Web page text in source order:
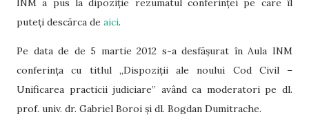
INM a pus la dipoziție rezumatul conferinței pe care îl
puteți descărca de aici.
Pe data de de 5 martie 2012 s-a desfășurat în Aula INM
conferința cu titlul „Dispoziții ale noului Cod Civil –
Unificarea practicii judiciare” având ca moderatori pe dl.
prof. univ. dr. Gabriel Boroi și dl. Bogdan Dumitrache.